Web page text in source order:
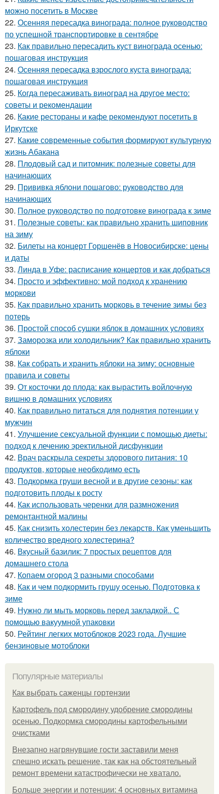
можно посетить в Москве
22. Осенняя пересадка винограда: полное руководство
по успешной транспортировке в сентябре
23. Как правильно пересадить куст винограда осенью:
пошаговая инструкция
24. Осенняя пересадка взрослого куста винограда:
пошаговая инструкция
25. Когда пересаживать виноград на другое место:
советы и рекомендации
26. Какие рестораны и кафе рекомендуют посетить в
Иркутске
27. Какие современные события формируют культурную
жизнь Абакана
28. Плодовый сад и питомник: полезные советы для
начинающих
29. Прививка яблони пошагово: руководство для
начинающих
30. Полное руководство по подготовке винограда к зиме
31. Полезные советы: как правильно хранить шиповник
на зиму
32. Билеты на концерт Горшенёв в Новосибирске: цены
и даты
33. Линда в Уфе: расписание концертов и как добраться
34. Просто и эффективно: мой подход к хранению
моркови
35. Как правильно хранить морковь в течение зимы без
потерь
36. Простой способ сушки яблок в домашних условиях
37. Заморозка или холодильник? Как правильно хранить
яблоки
38. Как собрать и хранить яблоки на зиму: основные
правила и советы
39. От косточки до плода: как вырастить войлочную
вишню в домашних условиях
40. Как правильно питаться для поднятия потенции у
мужчин
41. Улучшение сексуальной функции с помощью диеты:
подход к лечению эректильной дисфункции
42. Врач раскрыла секреты здорового питания: 10
продуктов, которые необходимо есть
43. Подкормка груши весной и в другие сезоны: как
подготовить плоды к росту
44. Как использовать черенки для размножения
ремонтантной малины
45. Как снизить холестерин без лекарств. Как уменьшить
количество вредного холестерина?
46. Вкусный базилик: 7 простых рецептов для
домашнего стола
47. Копаем огород 3 разными способами
48. Как и чем подкормить грушу осенью. Подготовка к
зиме
49. Нужно ли мыть морковь перед закладкой.. С
помощью вакуумной упаковки
50. Рейтинг легких мотоблоков 2023 года. Лучшие
бензиновые мотоблоки
Популярные материалы
Как выбрать саженцы гортензии
Картофель под смородину удобрение смородины
осенью. Подкормка смородины картофельными
очистками
Внезапно нагрянувшие гости заставили меня
спешно искать решение, так как на обстоятельный
ремонт времени катастрофически не хватало.
Больше энергии и потенции: 4 основных витамина